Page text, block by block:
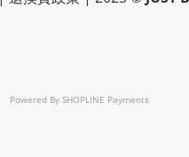
Powered By SHOPLINE Payments